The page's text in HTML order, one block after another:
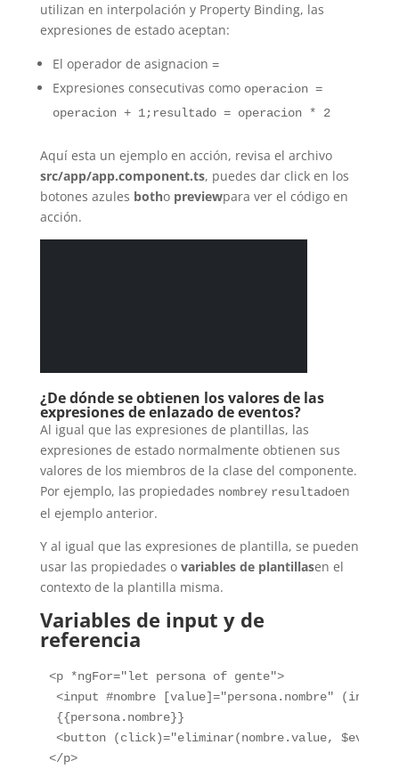
utilizan en interpolación y Property Binding, las
expresiones de estado aceptan:
El operador de asignacion =
Expresiones consecutivas como operacion =
operacion + 1;resultado = operacion * 2
Aquí esta un ejemplo en acción, revisa el archivo
src/app/app.component.ts, puedes dar click en los
botones azules botho previewpara ver el código en
acción.
¿De dónde se obtienen los valores de las
expresiones de enlazado de eventos?
Al igual que las expresiones de plantillas, las
expresiones de estado normalmente obtienen sus
valores de los miembros de la clase del componente.
Por ejemplo, las propiedades nombrey resultadoen
el ejemplo anterior.
Y al igual que las expresiones de plantilla, se pueden
usar las propiedades o variables de plantillasen el
contexto de la plantilla misma.
Variables de input y de
referencia
<p *ngFor="let persona of gente">
<input #nombre [value]="persona.nombre"
{{persona.nombre}}
<button (click)="eliminar(nombre.value,
</p>